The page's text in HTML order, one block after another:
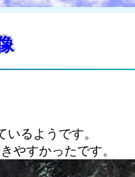
るようです。
やすかったです。